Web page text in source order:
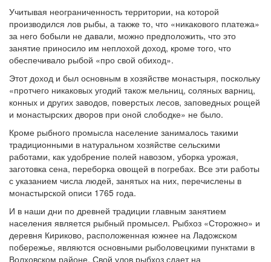
Учитывая неограниченность территории, на которой
производился лов рыбы, а также то, что «никакового платежа»
за него бобыли не давали, можно предположить, что это
занятие приносило им неплохой доход, кроме того, что
обеспечивало рыбой «про свой обиход».
Этот доход и был основным в хозяйстве монастыря, поскольку
«протчего никаковых угодий також мельниц, соляных варниц,
конных и других заводов, поверстых лесов, заповедных рощей
и монастырских дворов при оной слободке» не было.
Кроме рыбного промысла население занималось такими
традиционными в натуральном хозяйстве сельскими
работами, как удобрение полей навозом, уборка урожая,
заготовка сена, переборка овощей в погребах. Все эти работы
с указанием числа людей, занятых на них, перечислены в
монастырской описи 1765 года.
И в наши дни по древней традиции главным занятием
населения является рыбный промысел. Рыбхоз «Сторожно» и
деревня Кириково, расположенная южнее на Ладожском
побережье, являются основными рыболовецкими пунктами в
Волховском районе. Свой улов рыбхоз сдает на